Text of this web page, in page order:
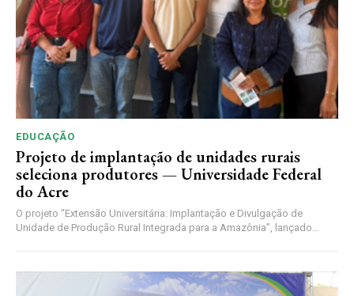
EDUCAÇÃO
Projeto de implantação de unidades rurais
seleciona produtores — Universidade Federal
do Acre
O projeto “Extensão Universitária: Implantação e Divulgação de
Unidade de Produção Rural Integrada para a Amazônia”, lançado...